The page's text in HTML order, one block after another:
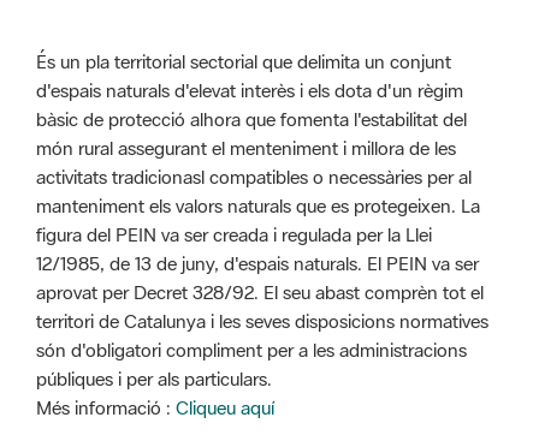
món rural assegurant el menteniment i millora de les
activitats tradicionasl compatibles o necessàries per al
manteniment els valors naturals que es protegeixen. La
figura del PEIN va ser creada i regulada per la Llei
12/1985, de 13 de juny, d'espais naturals. El PEIN va ser
aprovat per Decret 328/92. El seu abast comprèn tot el
territori de Catalunya i les seves disposicions normatives
són d'obligatori compliment per a les administracions
públiques i per als particulars.
Més informació :Cliqueu aquí
Pla d'ordenació